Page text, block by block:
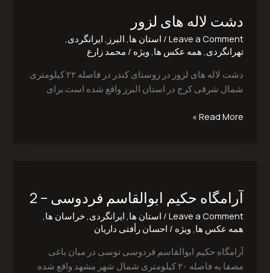
دشت لاله های لزور‎
Leave a Comment
/ استان ها, البرز , ایرانگردی,
تهرانگردی, همه عکس ها, ویژه / محمد زارع
دشت لاله های لزور در روستای کندر در فاصله ۲۲ کیلومتری
شمال شرقی کرج در استان البرز واقع شده است.برای
های
لزور‎
Read More »
آرامگاه حکیم ابوالقاسم فردوسی – 2
Leave a Comment
/ استان ها, ایرانگردی,خراسان ها,
همه عکس ها, ویژه / احسان رأفتی داریان
آرامگاه حکیم ابوالقاسم فردوسی توسی در میان باغی
مصفا به فاصله ۲۰ کیلومتری شمال شهر مشهد واقع شده
ابوالقاسم
فردوسی
–